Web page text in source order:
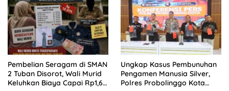
Pembelian Seragam di SMAN
2 Tuban Disorot, Wali Murid
Keluhkan Biaya Capai Rp1,6
Ungkap Kasus Pembunuhan
Pengamen Manusia Silver,
Polres Probolinggo Kota